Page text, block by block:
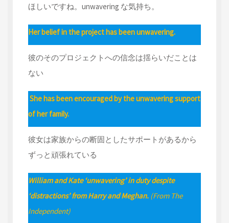
ほしいですね。unwavering な気持ち。
Her belief in the project has been unwavering.
彼のそのプロジェクトへの信念は揺らいだことは
ない
She has been encouraged by the unwavering support
of her family.
彼女は家族からの断固としたサポートがあるから
ずっと頑張れている
William and Kate ‘unwavering’ in duty despite
‘distractions’ from Harry and Meghan. (From The
Independent)